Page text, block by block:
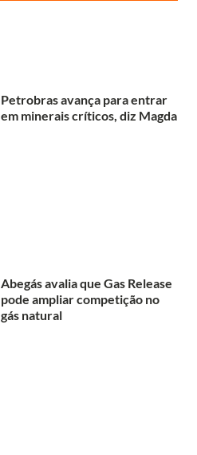
Petrobras avança para entrar
em minerais críticos, diz Magda
Abegás avalia que Gas Release
pode ampliar competição no
gás natural